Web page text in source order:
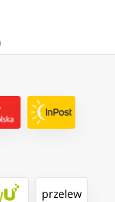
przelew